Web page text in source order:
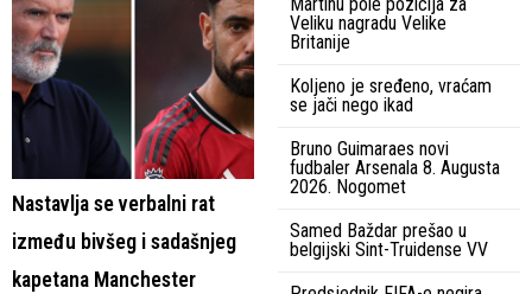
Nastavlja se verbalni rat
između bivšeg i sadašnjeg
kapetana Manchester
Veliku nagradu Velike
Britanije
Koljeno je sređeno, vraćam
se jači nego ikad
Bruno Guimaraes novi
fudbaler Arsenala 8. Augusta
2026. Nogomet
Samed Baždar prešao u
belgijski Sint-Truidense VV